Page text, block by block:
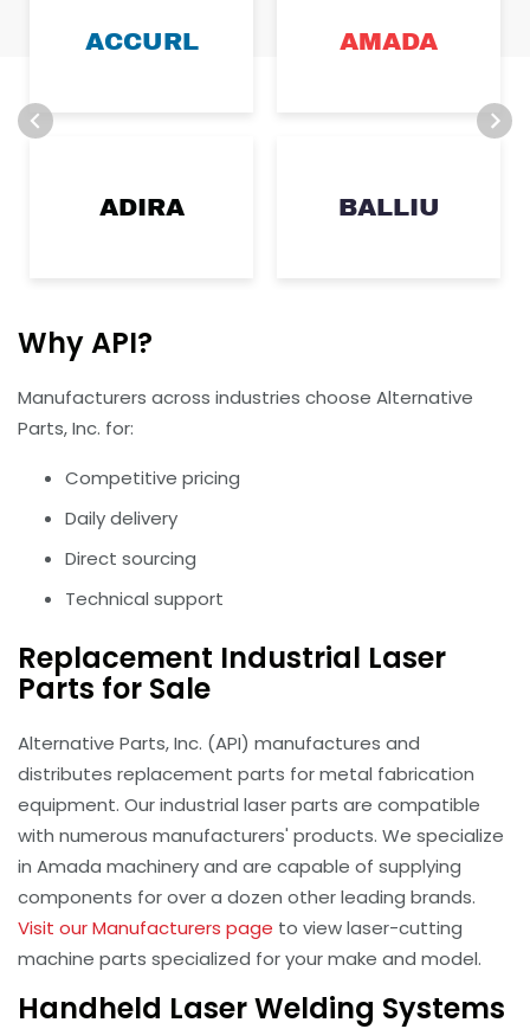
ACCURL
ADIRA
AMADA
BALLIU
Why API?
Manufacturers across industries choose Alternative
Parts, Inc. for:
Competitive pricing
Daily delivery
Direct sourcing
Technical support
Replacement Industrial Laser
Parts for Sale
Alternative Parts, Inc. (API) manufactures and
distributes replacement parts for metal fabrication
equipment. Our industrial laser parts are compatible
with numerous manufacturers' products. We specialize
in Amada machinery and are capable of supplying
components for over a dozen other leading brands.
Visit our Manufacturers page to view laser-cutting
machine parts specialized for your make and model.
Handheld Laser Welding Systems